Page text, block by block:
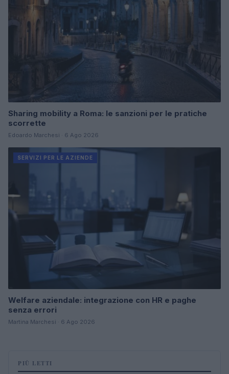
Sharing mobility a Roma: le sanzioni per le pratiche
scorrette
Edoardo Marchesi · 6 Ago 2026
SERVIZI PER LE AZIENDE
Welfare aziendale: integrazione con HR e paghe
senza errori
Martina Marchesi · 6 Ago 2026
PIÙ LETTI